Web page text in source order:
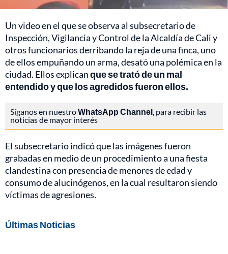
Un video en el que se observa al subsecretario de
Inspección, Vigilancia y Control de la Alcaldía de Cali y
otros funcionarios derribando la reja de una finca, uno
de ellos empuñando un arma, desató una polémica en la
ciudad. Ellos explicanque se trató de un mal
entendido y que los agredidos fueron ellos.
Síganos en nuestroWhatsApp Channel , para recibir las
noticias de mayor interés
El subsecretario indicó que las imágenes fueron
grabadas en medio de un procedimiento a una fiesta
clandestina con presencia de menores de edad y
consumo de alucinógenos, en la cual resultaron siendo
víctimas de agresiones.
Últimas Noticias